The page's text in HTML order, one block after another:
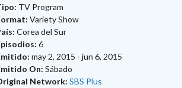
TV Program
Variety Show
Corea del Sur
6
may 2, 2015 - jun 6, 2015
On: Sábado
Network: SBS Plus